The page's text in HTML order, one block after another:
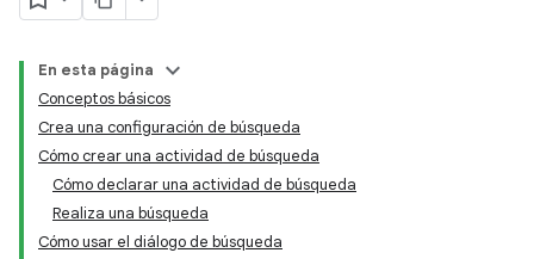
En esta página
Conceptos básicos
Crea una configuración de búsqueda
Cómo crear una actividad de búsqueda
Cómo declarar una actividad de búsqueda
Realiza una búsqueda
Cómo usar el diálogo de búsqueda